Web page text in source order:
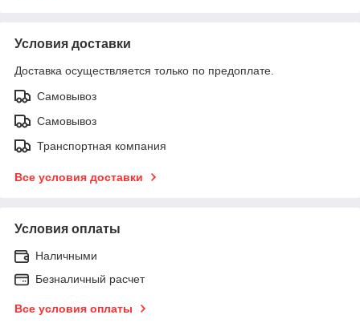
Условия доставки
Доставка осуществляется только по предоплате.
Самовывоз
Самовывоз
Транспортная компания
Все условия доставки
Условия оплаты
Наличными
Безналичный расчет
Все условия оплаты